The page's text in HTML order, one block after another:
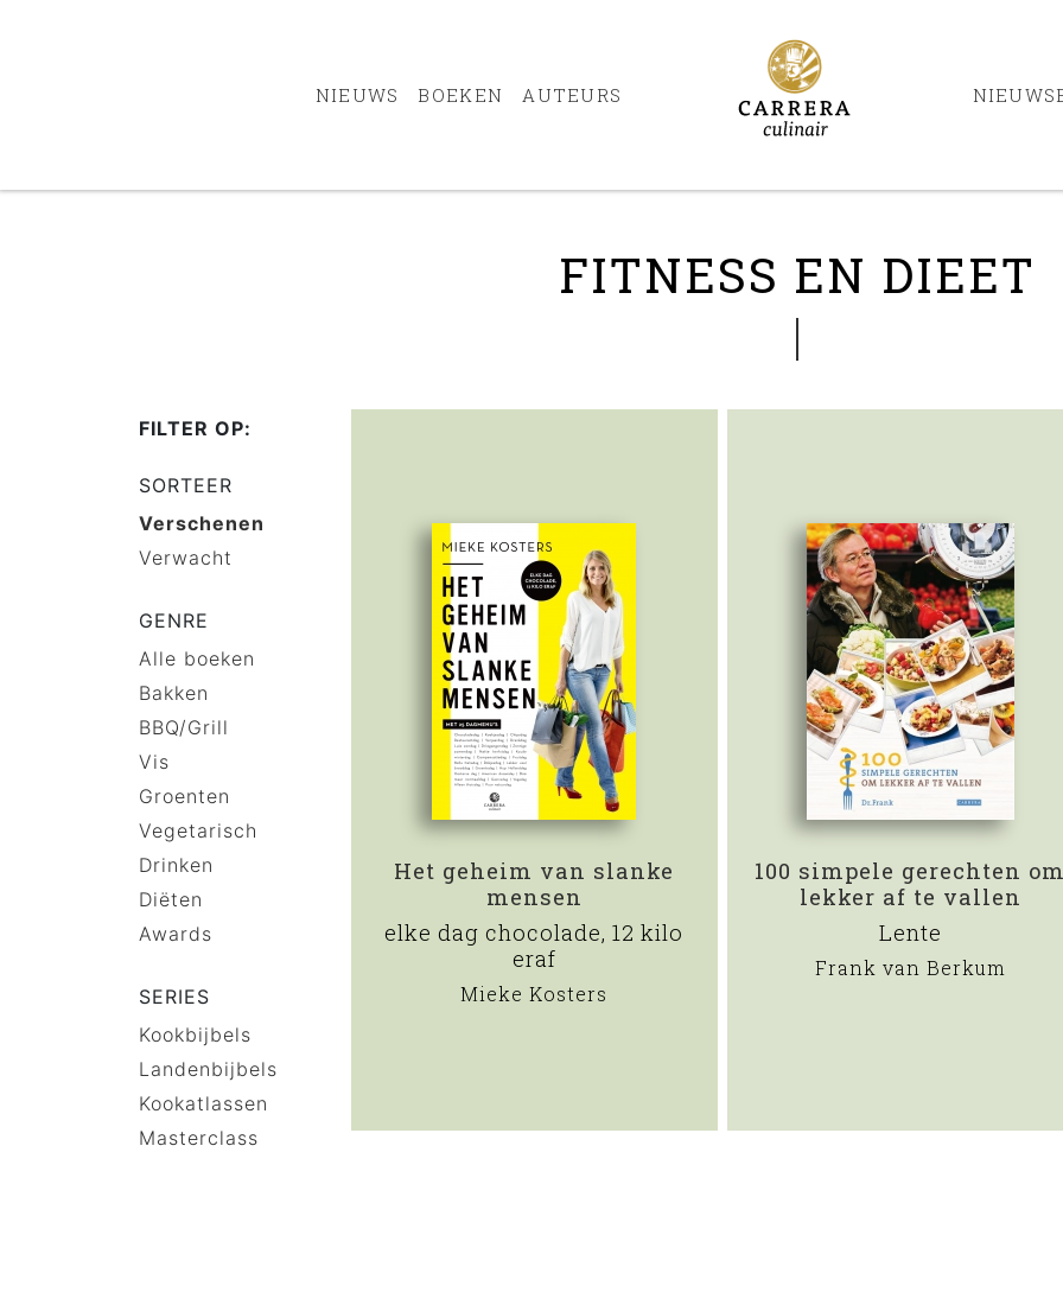
NIEUWS BOEKEN AUTEURS
FITNESS EN DIEET
FILTER OP:
SORTEER
Verschenen
Verwacht
GENRE
Alle boeken
Bakken
BBQ/Grill
Vis
Groenten
Vegetarisch
Drinken
Diëten
Awards
SERIES
Kookbijbels
Landenbijbels
Kookatlassen
Masterclass
Het geheim van slanke
mensen
elke dag chocolade, 12 kilo
eraf
Mieke Kosters
100 simpele gerechten om
lekker af te vallen
Lente
Frank van Berkum